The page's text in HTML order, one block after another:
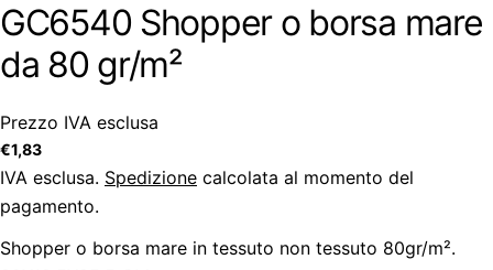
GC6540 Shopper o borsa mare
da 80 gr/m²
Prezzo IVA esclusa
Prezzo
regolare
€1,83
IVA esclusa. Spedizione calcolata al momento del
pagamento.
Shopper o borsa mare in tessuto non tessuto 80gr/m².